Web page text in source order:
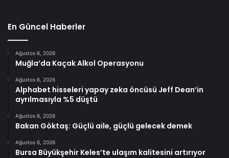
En Güncel Haberler
Ağustos 6, 2026
Muğla’da Kaçak Alkol Operasyonu
Ağustos 6, 2026
Alphabet hisseleri yapay zeka öncüsü Jeff Dean’in
ayrılmasıyla %5 düştü
Ağustos 6, 2026
Bakan Göktaş: Güçlü aile, güçlü gelecek demek
Ağustos 6, 2026
Bursa Büyükşehir Keles’te ulaşım kalitesini artırıyor